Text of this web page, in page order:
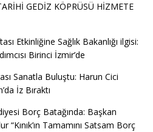
GEDİZ KÖPRÜSÜ HİZMETE
Etkinliğine Sağlık Bakanlığı ilgisi:
Birinci İzmir’de
Sanatla Buluştu: Harun Cici
İz Bıraktı
Borç Batağında: Başkan
“Kınık’ın Tamamını Satsam Borç